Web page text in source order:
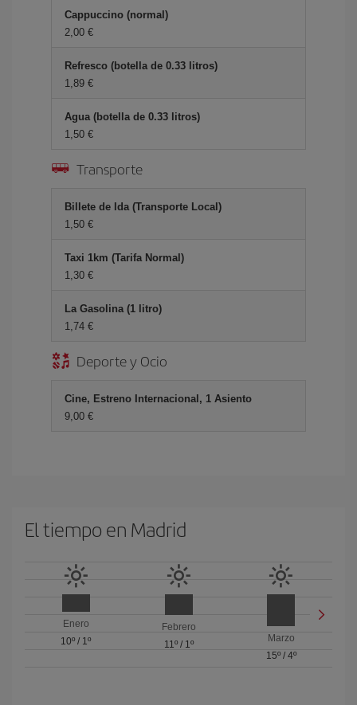
Cappuccino (normal)
2,00 €
Refresco (botella de 0.33 litros)
1,89 €
Agua (botella de 0.33 litros)
1,50 €
Transporte
Billete de Ida (Transporte Local)
1,50 €
Taxi 1km (Tarifa Normal)
1,30 €
La Gasolina (1 litro)
1,74 €
Deporte y Ocio
Cine, Estreno Internacional, 1 Asiento
9,00 €
El tiempo en Madrid
Enero
10º / 1º
Febrero
11º/ 1º
Marzo
15º/ 4º